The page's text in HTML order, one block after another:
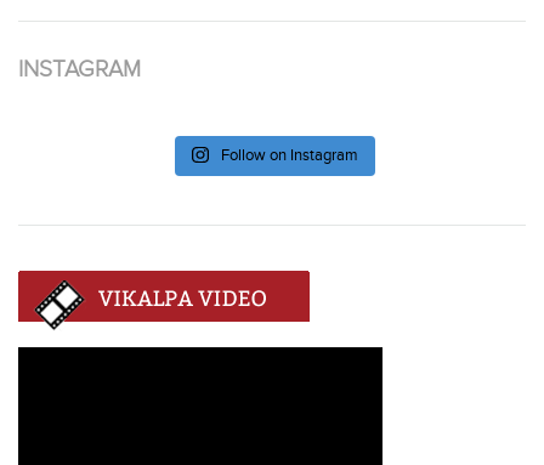
INSTAGRAM
Follow on Instagram